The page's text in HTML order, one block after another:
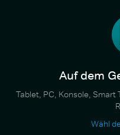
Auf dem
Tablet, PC, Konsole, Smart
Wähl